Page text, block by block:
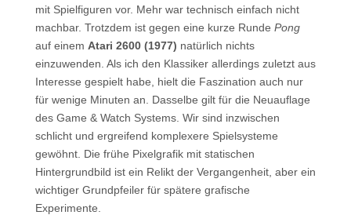
mit Spielfiguren vor. Mehr war technisch einfach nicht
machbar. Trotzdem ist gegen eine kurze Runde Pong
auf einem Atari 2600 (1977) natürlich nichts
einzuwenden. Als ich den Klassiker allerdings zuletzt aus
Interesse gespielt habe, hielt die Faszination auch nur
für wenige Minuten an. Dasselbe gilt für die Neuauflage
des Game & Watch Systems. Wir sind inzwischen
schlicht und ergreifend komplexere Spielsysteme
gewöhnt. Die frühe Pixelgrafik mit statischen
Hintergrundbild ist ein Relikt der Vergangenheit, aber ein
wichtiger Grundpfeiler für spätere grafische
Experimente.